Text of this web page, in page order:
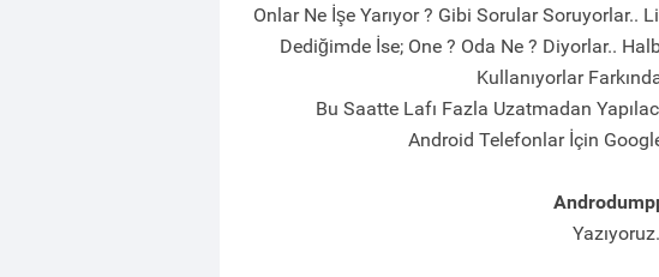
Onlar Ne İşe Yarıyor ? Gibi Sorular
Dediğimde İse; One ? Oda Ne ? Diyorlar..
Kullanıyorlar
Bu Saatte Lafı Fazla Uzatmadan
Android Telefonlar İçin